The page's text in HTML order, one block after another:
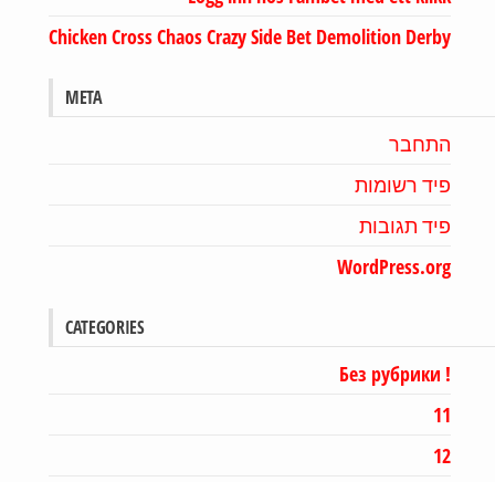
Chicken Cross Chaos Crazy Side Bet Demolition Derby
META
התחבר
פיד רשומות
פיד תגובות
WordPress.org
CATEGORIES
12